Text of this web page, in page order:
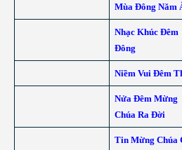
Mùa Đông Năm
Nhạc Khúc Đêm
Đông
Niềm Vui Đêm
Nửa Đêm Mừng
Chúa Ra Đời
Tin Mừng Chúa